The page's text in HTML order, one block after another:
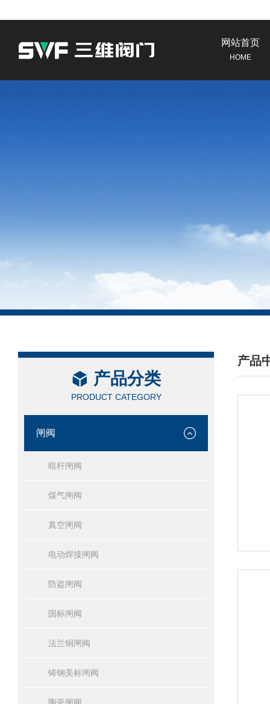
网站首页
HOME
产品分类
PRODUCT CATEGORY
闸阀
暗杆闸阀
煤气闸阀
真空闸阀
电动焊接闸阀
防盗闸阀
国标闸阀
法兰铜闸阀
铸钢美标闸阀
产品
/